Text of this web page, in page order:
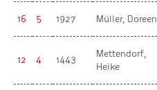
16 5 1927 Müller, Doreen
12 4 1443
Mettendorf,
Heike